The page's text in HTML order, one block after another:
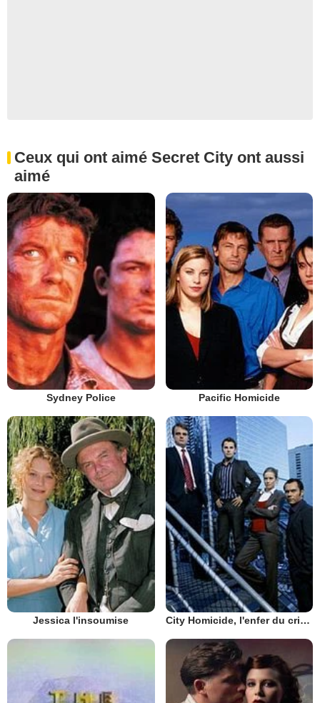
Ceux qui ont aimé Secret City ont aussi
aimé
Sydney Police Pacific Homicide
Jessica l'insoumise City Homicide, l'enfer du crime